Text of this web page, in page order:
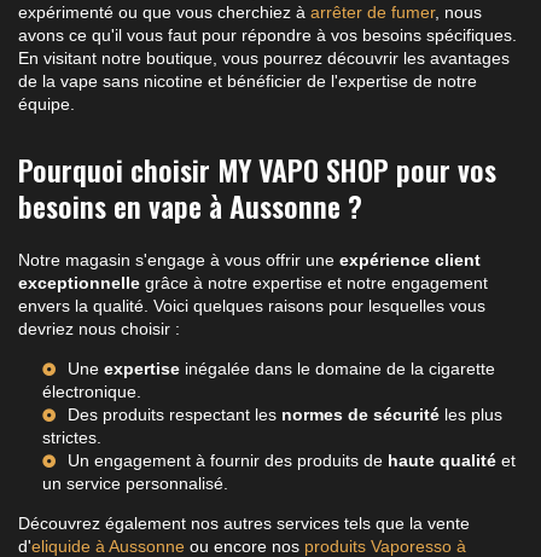
expérimenté ou que vous cherchiez à arrêter de fumer, nous
avons ce qu'il vous faut pour répondre à vos besoins spécifiques.
En visitant notre boutique, vous pourrez découvrir les avantages
de la vape sans nicotine et bénéficier de l'expertise de notre
équipe.
Pourquoi choisir MY VAPO SHOP pour vos
besoins en vape à Aussonne ?
Notre magasin s'engage à vous offrir une expérience client
exceptionnelle grâce à notre expertise et notre engagement
envers la qualité. Voici quelques raisons pour lesquelles vous
devriez nous choisir :
Une expertise inégalée dans le domaine de la cigarette
électronique.
Des produits respectant les normes de sécurité les plus
strictes.
Un engagement à fournir des produits de haute qualité et
un service personnalisé.
Découvrez également nos autres services tels que la vente
d'eliquide à Aussonne ou encore nos produits Vaporesso à